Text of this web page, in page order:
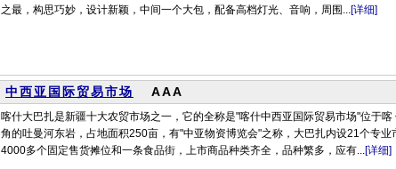
之最，构思巧妙，设计新颖，中间一个大包，配备高档灯光、音响，周围...[详细]
中西亚国际贸易市场 AAA
喀什大巴扎是新疆十大农贸市场之一，它的全称是"喀什中西亚国际贸易市场"位于喀
角的吐曼河东岩，占地面积250亩，有"中亚物资博览会"之称，大巴扎内设21个专业
4000多个固定售货摊位和一条食品街，上市商品种类齐全，品种繁多，应有...[详细]